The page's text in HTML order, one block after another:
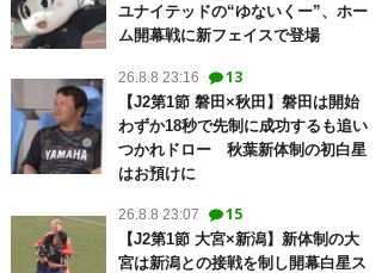
ユナイテッドの“ゆないくー”、ホー
ム開幕戦に新フェイスで登場
26.8.8 23:16 13
【J2第1節 磐田×秋田】磐田は開始
わずか18秒で先制に成功するも追い
つかれドロー 秋葉新体制の初白星
はお預けに
26.8.8 23:07 15
【J2第1節 大宮×新潟】新体制の大
宮は新潟との接戦を制し開幕白星ス